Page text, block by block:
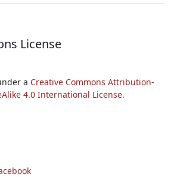
License
a Creative Commons Attribution-
4.0 International License.